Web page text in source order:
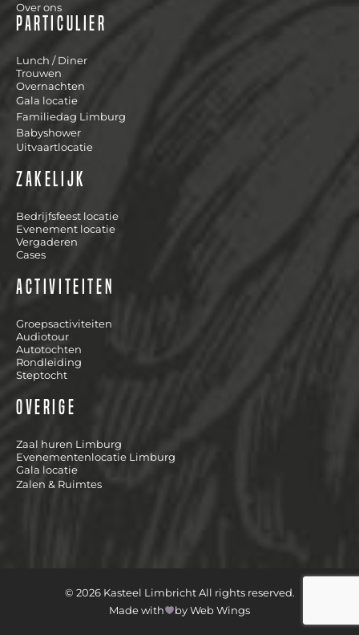
Over ons
Particulier
Lunch / Diner
Trouwen
Overnachten
Gala locatie
Familiedag Limburg
Babyshower
Uitvaartlocatie
Zakelijk
Bedrijfsfeest locatie
Evenement locatie
Vergaderen
Cases
Activiteiten
Groepsactiviteiten
Audiotour
Autotochten
Rondleiding
Steptocht
Overige
Zaal huren Limburg
Evenementenlocatie Limburg
Gala locatie
Zalen & Ruimtes
© 2026 Kasteel Limbricht All rights reserved.
Made with
by Web Wings